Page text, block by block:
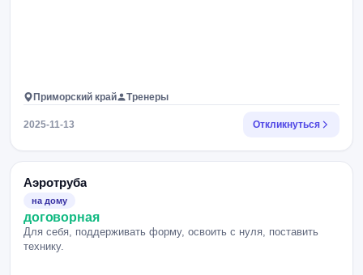
Приморский край Тренеры
2025-11-13 Откликнуться
Аэротруба
на дому
договорная
Для себя, поддерживать форму, освоить с нуля, поставить
технику.